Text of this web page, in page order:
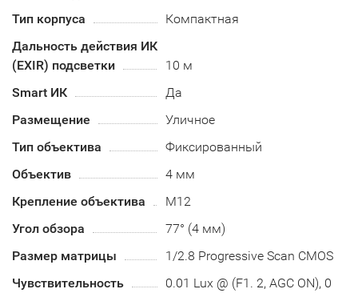
Тип корпуса
Компактная
Дальность действия ИК
(EXIR) подсветки
10 м
Smart ИК
Да
Размещение
Уличное
Тип объектива
Фиксированный
Объектив
4 мм
Крепление объектива
М12
Угол обзора
77° (4 мм)
Размер матрицы
1/2.8 Progressive Scan CMOS
Чувствительность
0.01 Lux @ (F1. 2, AGC ON), 0